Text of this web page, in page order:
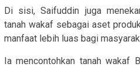
Di sisi, Saifuddin juga
tanah wakaf sebagai aset
manfaat lebih luas bagi
Ia mencontohkan tanah wakaf